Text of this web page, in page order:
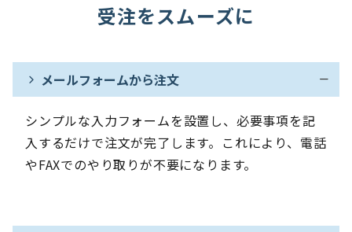
受注をスムーズに
メールフォームから注文
シンプルな入力フォームを設置し、必要事項を記
入するだけで注文が完了します。これにより、電話
やFAXでのやり取りが不要になります。